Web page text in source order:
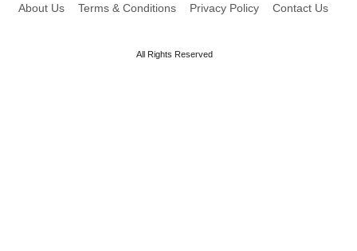
About Us Terms & Conditions Privacy Policy Contact Us
All Rights Reserved